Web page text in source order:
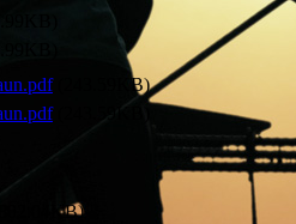
(243.59KB)
(243.59KB)